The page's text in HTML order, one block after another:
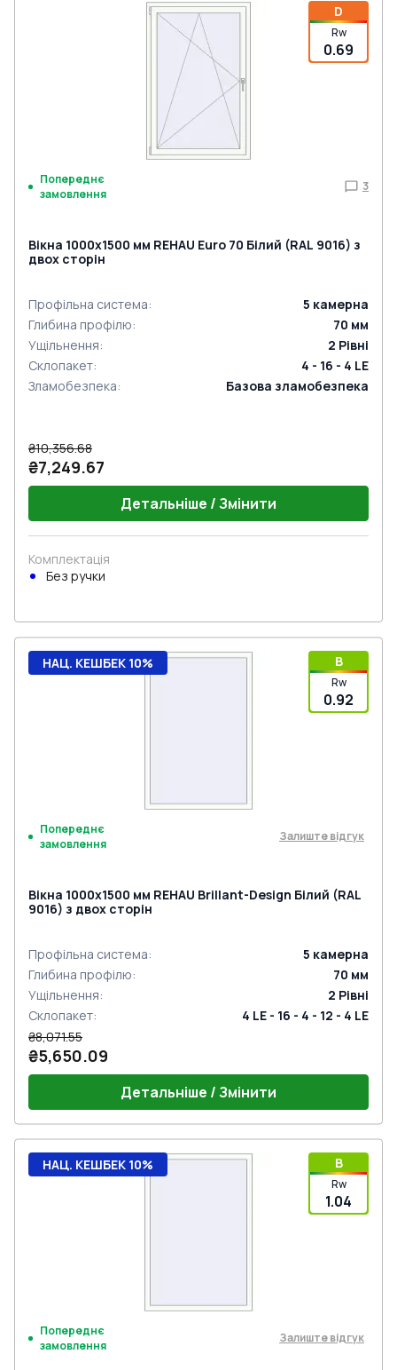
D
Rw
0.69
Попереднє
замовлення
3
Вікна 1000x1500 мм REHAU Euro 70 Білий (RAL 9016) з
двох сторін
Профільна система: 5 камерна
Глибина профілю: 70 мм
Ущільнення: 2 Рівні
Склопакет:
4 - 16 - 4 LE
Зламобезпека: Базова зламобезпека
₴10,356.68
₴7,249.67
Детальніше / Змінити
Комплектація
Без ручки
B
Rw
0.92
НАЦ. КЕШБЕК 10%
Попереднє
замовлення
Залиште відгук
Вікна 1000x1500 мм REHAU Brillant-Design Білий (RAL
9016) з двох сторін
Профільна система: 5 камерна
Глибина профілю: 70 мм
Ущільнення: 2 Рівні
Склопакет:
4 LE - 16 - 4 - 12 - 4 LE
₴8,071.55
₴5,650.09
Детальніше / Змінити
B
Rw
1.04
НАЦ. КЕШБЕК 10%
Попереднє
замовлення
Залиште відгук